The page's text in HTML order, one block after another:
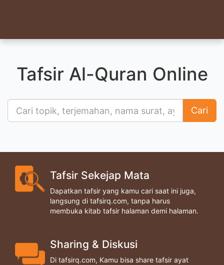
Tafsir Al-Quran Online
Cari
Tafsir Sekejap Mata
Dapatkan tafsir yang kamu cari saat ini juga,
langsung di tafsirq.com, tanpa harus
membuka kitab tafsir halaman demi halaman.
Sharing & Diskusi
Di tafsirq.com, Kamu bisa share tafsir ayat